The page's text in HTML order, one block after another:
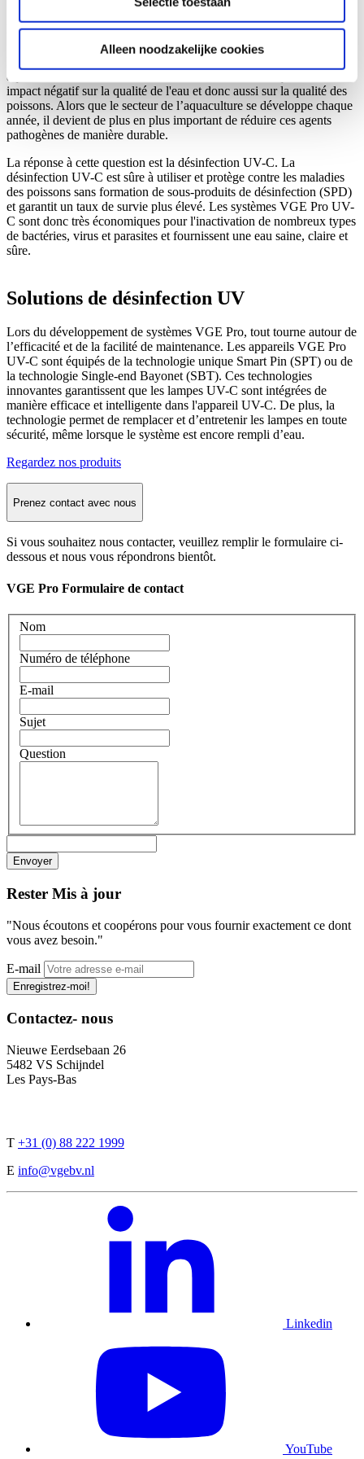
verzameld op basis van uw gebruik van hun services.
Alleen noodzakelijke cookies
nous sommesVGE PRO
aquacole et sont souvent contrôlés à l’aide d’antibiotiques. Cela a un
impact négatif sur la qualité de l'eau et donc aussi sur la qualité des
poissons. Alors que le secteur de l’aquaculture se développe chaque
année, il devient de plus en plus important de réduire ces agents
pathogènes de manière durable.
La réponse à cette question est la désinfection UV-C. La
désinfection UV-C est sûre à utiliser et protège contre les maladies
des poissons sans formation de sous-produits de désinfection (SPD)
et garantit un taux de survie plus élevé. Les systèmes VGE Pro UV-
C sont donc très économiques pour l'inactivation de nombreux types
de bactéries, virus et parasites et fournissent une eau saine, claire et
sûre.
Solutions de désinfection UV
Lors du développement de systèmes VGE Pro, tout tourne autour de
l’efficacité et de la facilité de maintenance. Les appareils VGE Pro
UV-C sont équipés de la technologie unique Smart Pin (SPT) ou de
la technologie Single-end Bayonet (SBT). Ces technologies
innovantes garantissent que les lampes UV-C sont intégrées de
manière efficace et intelligente dans l'appareil UV-C. De plus, la
technologie permet de remplacer et d’entretenir les lampes en toute
sécurité, même lorsque le système est encore rempli d’eau.
Regardez nos produits
Prenez contact avec nous
Si vous souhaitez nous contacter, veuillez remplir le formulaire ci-
dessous et nous vous répondrons bientôt.
VGE Pro Formulaire de contact
Nom
Numéro de téléphone
E-mail
Sujet
Question
Rester Mis à jour
"Nous écoutons et coopérons pour vous fournir exactement ce dont
vous avez besoin."
E-mail
Enregistrez-moi!
Contactez- nous
Nieuwe Eerdsebaan 26
5482 VS Schijndel
Les Pays-Bas
T +31 (0) 88 222 1999
E info@vgebv.nl
Linkedin
YouTube